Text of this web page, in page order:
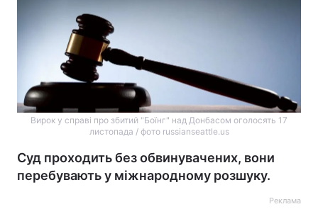
Вирок у справі про збитий "Боїнг" над Донбасом оголосять 17
листопада / фото russianseattle.us
Суд проходить без обвинувачених, вони
перебувають у міжнародному розшуку.
Реклама